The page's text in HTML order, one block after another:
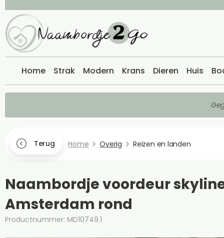
Home Strak Modern Krans Dieren Huis
Terug Home Overig Reizen en landen
Naambordje voordeur
Amsterdam rond
Productnummer: MD10749.1